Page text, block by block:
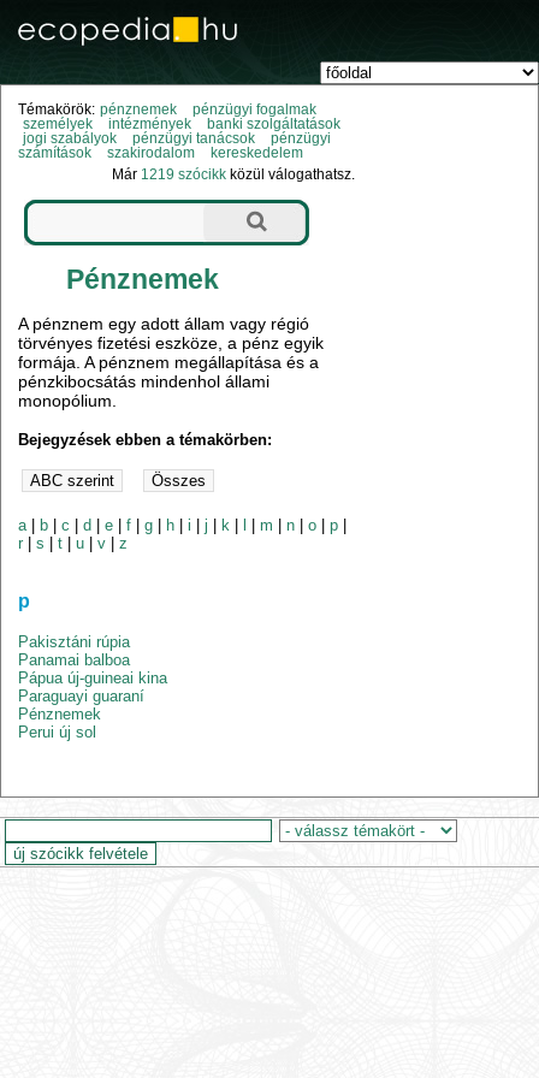
Témakörök: pénznemek
pénzügyi fogalmak
személyek
intézmények
banki szolgáltatások
jogi szabályok
pénzügyi tanácsok
pénzügyi
számítások
szakirodalom
kereskedelem
Már 1219 szócikk közül válogathatsz.
Pénznemek
A pénznem egy adott állam vagy régió
törvényes fizetési eszköze, a pénz egyik
formája. A pénznem megállapítása és a
pénzkibocsátás mindenhol állami
monopólium.
Bejegyzések ebben a témakörben:
a| b |c |d |e |f |g h |i |j k |m |n |o |p
r |s |t |u |v |z
p
Pakisztáni rúpia
Panamai balboa
Pápua új-guineai kina
Paraguayi guaraní
Pénznemek
Perui új sol